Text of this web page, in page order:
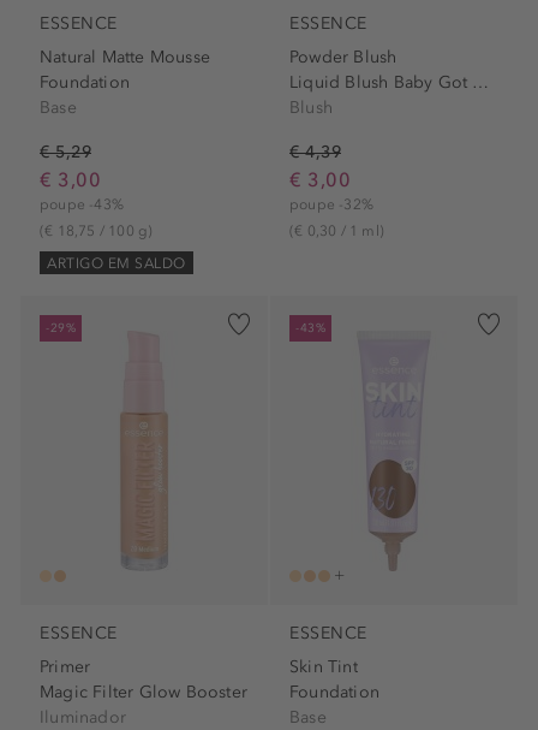
ESSENCE
Natural Matte Mousse
Foundation
Base
€ 5,29
€ 3,00
poupe -43%
(€ 18,75 / 100 g)
ARTIGO EM SALDO
ESSENCE
Powder Blush
Liquid Blush Baby Got Blush
Blush
€ 4,39
€ 3,00
poupe -32%
(€ 0,30 / 1 ml)
-29%
ESSENCE
Primer
Magic Filter Glow Booster
Iluminador
-43%
ESSENCE
Skin Tint
Foundation
Base